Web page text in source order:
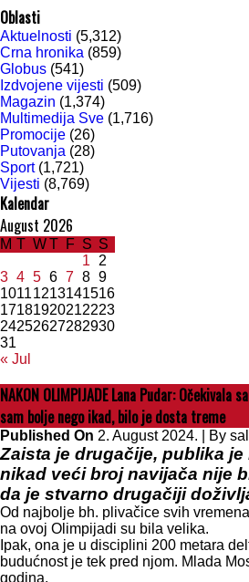
Oblasti
Aktuelnosti (5,312)
Crna hronika (859)
Globus (541)
Izdvojene vijesti (509)
Magazin (1,374)
Multimedija Sve (1,716)
Promocije (26)
Putovanja (28)
Sport(1,721)
Vijesti (8,769)
Kalendar
August 2026
M T WT F S S
« Jul
1
2
3 4 5 6 7 8 9
10111213141516
17181920212223
24252627282930
31
NAKON OLIMPIJADE Lana Pudar:
sam bolje nego ikad, bilo je dosta treme
Published On 2. August 2024. | By
Zaista je drugačije, publika
nikad veći broj navijača nije
da je stvarno drugačiji
Od najbolje bh. plivačice svih
na ovoj Olimpijadi su bila velika.
Ipak, ona je u disciplini 200 metara
budućnost je tek pred njom. Mlada
godina.